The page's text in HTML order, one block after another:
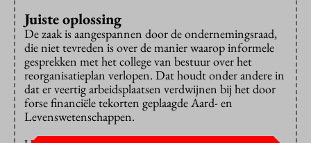
Juiste oplossing
De zaak is aangespannen door de ondernemingsraad,
die niet tevreden is over de manier waarop informele
gesprekken met het college van bestuur over het
reorganisatieplan verlopen. Dat houdt onder andere in
dat er veertig arbeidsplaatsen verdwijnen bij het door
forse financiële tekorten geplaagde Aard- en
Levenswetenschappen.